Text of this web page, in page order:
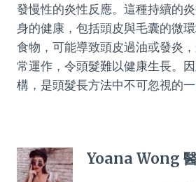
發慢性的炎性反應。這種持續的
身的健康，包括頭皮與毛囊的微
食物，可能導致頭皮過油或發炎
常運作，令頭髮難以健康生長。
構，是頭髮長方法中不可忽視的一
Yoana Wong